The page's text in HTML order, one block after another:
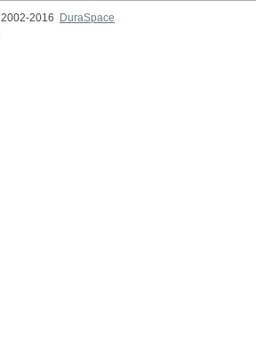
2016
DuraSpace